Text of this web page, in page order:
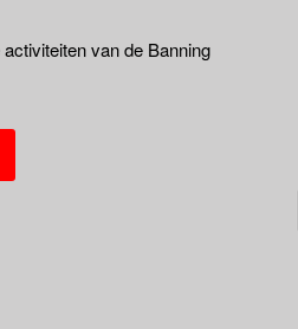
van de Banning